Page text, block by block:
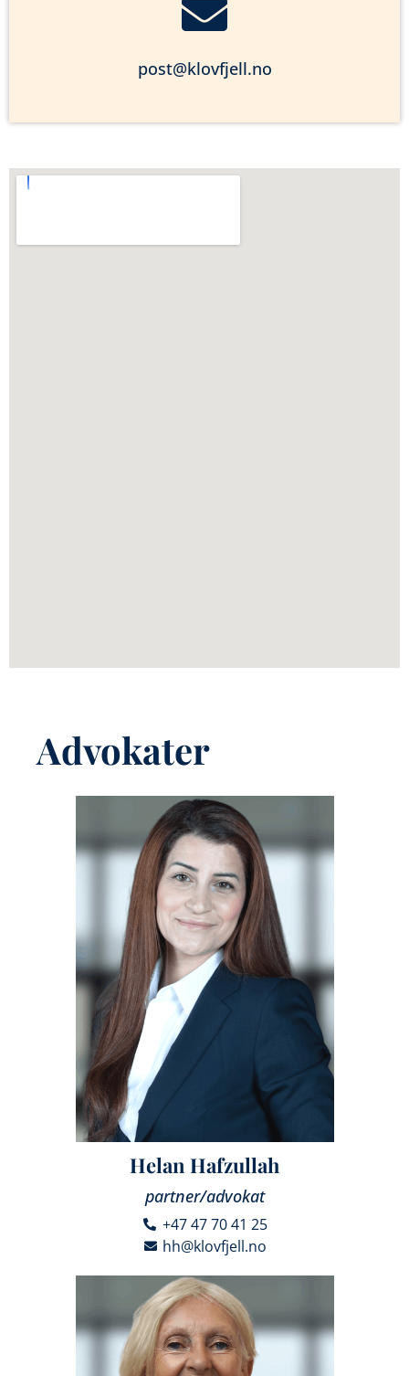
post@klovfjell.no
Advokater
Helan Hafzullah
partner/advokat
+47 47 70 41 25
hh@klovfjell.no